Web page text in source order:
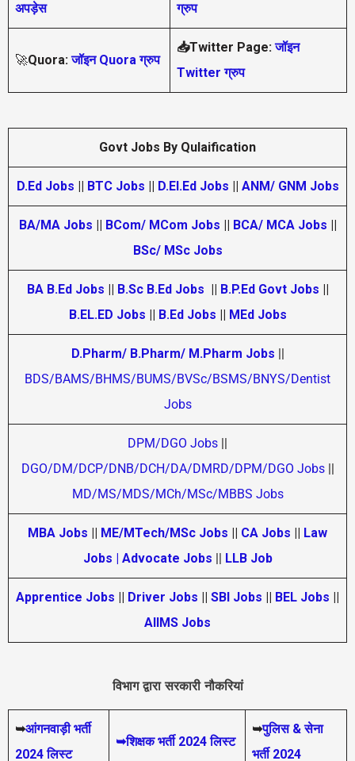
अपड़ेस
ग्रुप
🚀Quora:जॉइन Quora ग्रुप
📥Twitter Page:जॉइन
Twitter ग्रुप
Govt Jobs By Qulaification
D.Ed Jobs BTC Jobs D.El.Ed Jobs ANM/ GNM Jobs
BA/MA Jobs BCom/ MCom Jobs BCA/ MCA Jobs
BSc/ MSc Jobs
BA B.Ed Jobs B.Sc B.Ed Jobs B.P.Ed Govt Jobs
B.EL.ED Jobs
B.Ed Jobs MEd Jobs
D.Pharm/ B.Pharm/ M.Pharm Jobs
BDS/BAMS/BHMS/BUMS/BVSc/BSMS/BNYS/Dentist
Jobs
DPM/DGO Jobs
DGO/DM/DCP/DNB/DCH/DA/DMRD/DPM/DGO Jobs||
MD/MS/MDS/MCh/MSc/MBBS Jobs
MBA Jobs ME/MTech/MSc Jobs CA Jobs
Law
Jobs | Advocate Jobs
LLB Job
Apprentice Jobs Driver Jobs SBI Jobs BEL Jobs
AIIMS Jobs
विभाग द्वारा सरकारी नौकरियां
➥आंगनवाड़ी भर्ती
2024 लिस्ट
➥शिक्षक भर्ती 2024 लिस्ट
➥पुलिस & सेना
भर्ती 2024